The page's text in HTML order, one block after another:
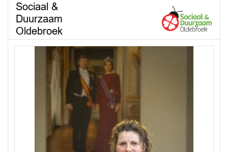
Sociaal &
Duurzaam
Oldebroek